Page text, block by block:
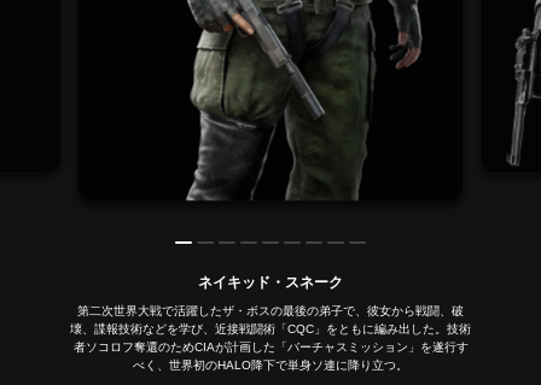
ネイキッド・スネーク
第二次世界大戦で活躍したザ・ボスの最後の弟子で、彼女から戦闘、破
壊、諜報技術などを学び、近接戦闘術「CQC」をともに編み出した。技術
者ソコロフ奪還のためCIAが計画した「バーチャスミッション」を遂行す
べく、世界初のHALO降下で単身ソ連に降り立つ。